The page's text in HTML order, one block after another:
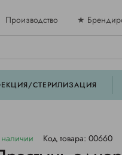
Производство ★
СТЕРИЛИЗАЦИЯ
Код товара: 00660